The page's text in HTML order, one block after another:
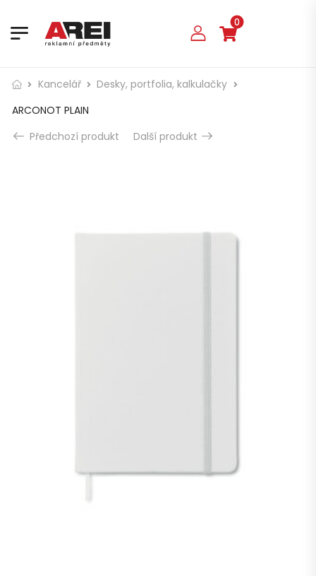
0
Kancelář
Desky, portfolia, kalkulačky
ARCONOT PLAIN
Předchozí produkt
Další produkt